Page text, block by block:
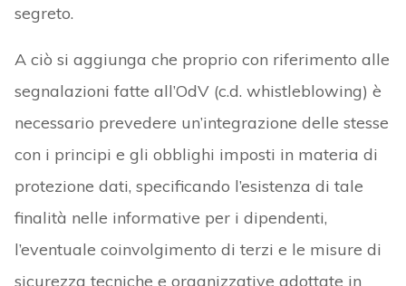
segreto.
A ciò si aggiunga che proprio con riferimento alle
segnalazioni fatte all’OdV (c.d. whistleblowing) è
necessario prevedere un’integrazione delle stesse
con i principi e gli obblighi imposti in materia di
protezione dati, specificando l’esistenza di tale
finalità nelle informative per i dipendenti,
l’eventuale coinvolgimento di terzi e le misure di
sicurezza tecniche e organizzative adottate in